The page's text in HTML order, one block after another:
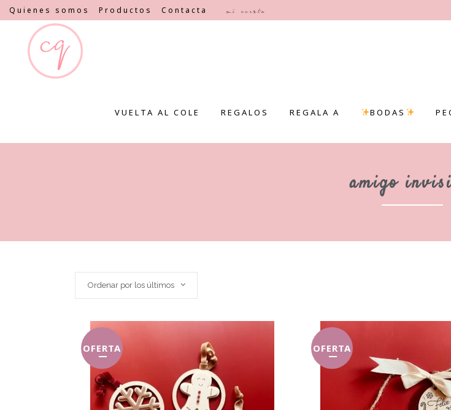
Quienes somos Productos Contacta Mi cuenta
VUELTA AL COLE REGALOS REGALA A BODAS
amigo
Ordenar por los últimos
OFERTA OFERTA